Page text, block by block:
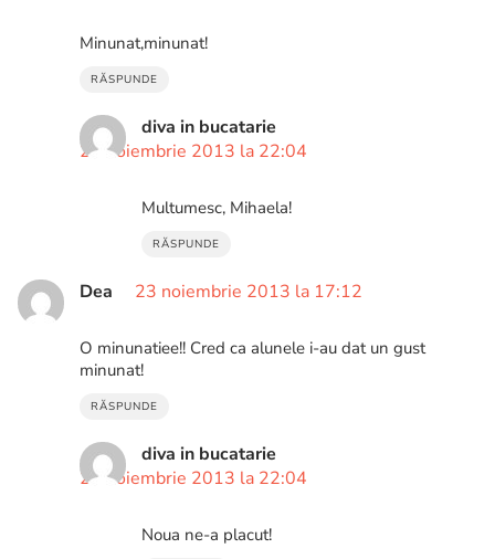
Minunat,minunat!
RĂSPUNDE
diva in bucatarie
26 noiembrie 2013 la 22:04
Multumesc, Mihaela!
RĂSPUNDE
Dea 23 noiembrie 2013 la 17:12
O minunatiee!! Cred ca alunele i-au dat un gust
minunat!
RĂSPUNDE
diva in bucatarie
26 noiembrie 2013 la 22:04
Noua ne-a placut!